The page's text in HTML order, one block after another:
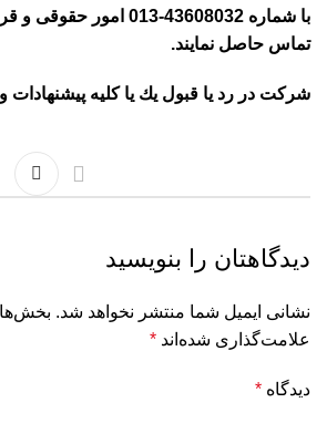
با شماره 43608032-013
تماس حاصل نمايند.
شركت در رد يا قبول يك يا كليه
دیدگاهتان را بنویسید
نشانی ایمیل شما منتشر نخواهد شد.
علامت‌گذاری شده‌اند *
دیدگاه *